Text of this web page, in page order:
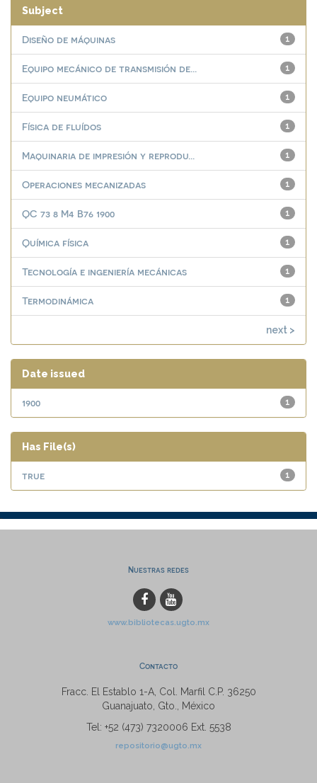
Subject
1
Diseño de máquinas
1
Equipo mecánico de transmisión de...
1
Equipo neumático
1
Física de fluídos
1
Maquinaria de impresión y reprodu...
1
Operaciones mecanizadas
1
QC 73 8 M4 B76 1900
1
Química física
1
Tecnología e ingeniería mecánicas
1
Termodinámica
next >
Date issued
1
1900
Has File(s)
1
true
Nuestras redes
www.bibliotecas.ugto.mx
Contacto
Fracc. El Establo 1-A, Col. Marfil C.P. 36250
Guanajuato, Gto., México
Tel: +52 (473) 7320006 Ext. 5538
repositorio@ugto.mx